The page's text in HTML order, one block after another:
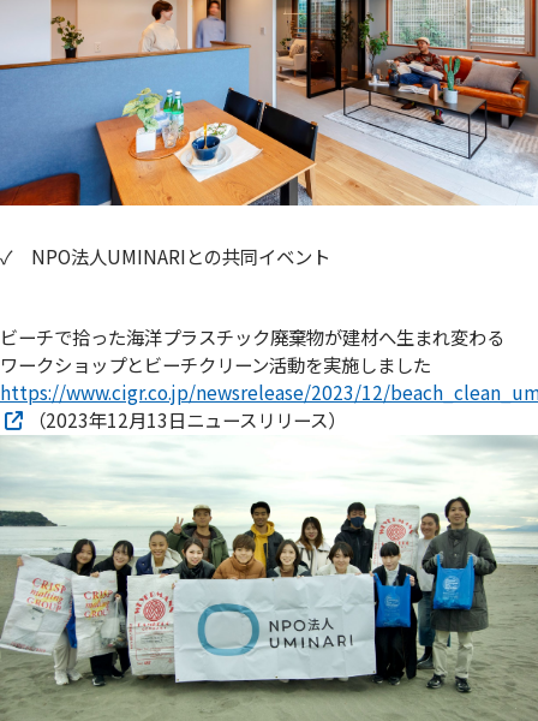
✓ NPO法人UMINARIとの共同イベント
ビーチで拾った海洋プラスチック廃棄物が建材へ生まれ変わる
ワークショップとビーチクリーン活動を実施しました
https://www.cigr.co.jp/newsrelease/2023/12/
（2023年12月13日ニュースリリース）